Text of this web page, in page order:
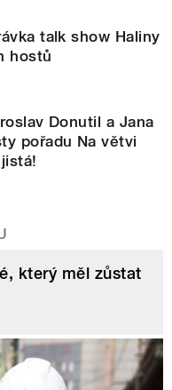
talk show Haliny
hostů
Donutil a Jana
pořadu Na větvi
který měl zůstat